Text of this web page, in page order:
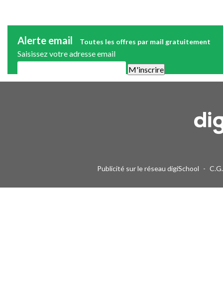
Alerte email Toutes les offres par mail gratuitement
Saisissez votre adresse email
Publicité sur le réseau digiSchool -